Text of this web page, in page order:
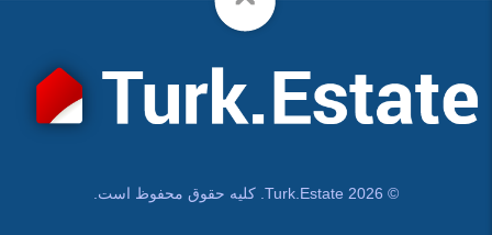
© Turk.Estate 2026. کلیه حقوق محفوظ است.